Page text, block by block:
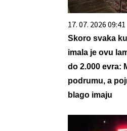
17. 07. 2026 09:41
Skoro svaka
imala je ovu
do 2.000 evra:
podrumu, a
blago imaju